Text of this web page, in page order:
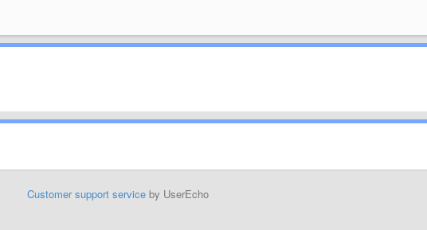
Customer support serviceby UserEcho